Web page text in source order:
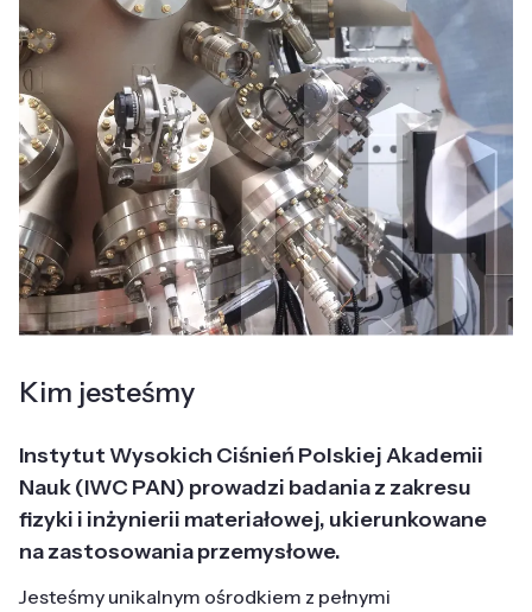
Kim jesteśmy
Instytut Wysokich Ciśnień Polskiej Akademii
Nauk (IWC PAN) prowadzi badania z zakresu
fizyki i inżynierii materiałowej, ukierunkowane
na zastosowania przemysłowe.
Jesteśmy unikalnym ośrodkiem z pełnymi